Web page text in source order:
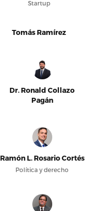
Startup
Tomás Ramírez
Dr. Ronald Collazo
Pagán
Ramón L. Rosario Cortés
Política y derecho